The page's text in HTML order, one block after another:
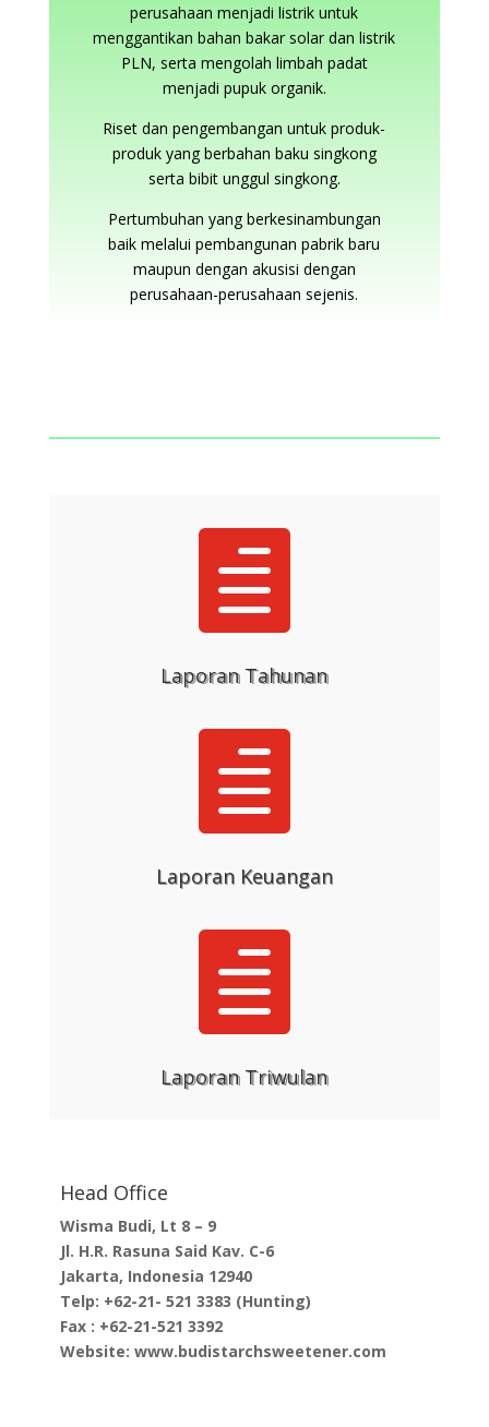
perusahaan menjadi listrik untuk
menggantikan bahan bakar solar dan listrik
PLN, serta mengolah limbah padat
menjadi pupuk organik.
Riset dan pengembangan untuk produk-
produk yang berbahan baku singkong
serta bibit unggul singkong.
Pertumbuhan yang berkesinambungan
baik melalui pembangunan pabrik baru
maupun dengan akusisi dengan
perusahaan-perusahaan sejenis.

Laporan Tahunan

Laporan Keuangan

Laporan Triwulan
Head Office
Wisma Budi, Lt 8 – 9
Jl. H.R. Rasuna Said Kav. C-6
Jakarta, Indonesia 12940
Telp: +62-21- 521 3383 (Hunting)
Fax : +62-21-521 3392
Website: www.budistarchsweetener.com